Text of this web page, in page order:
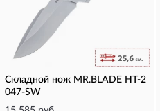
Складной нож MR.BLADE HT-2
047-SW